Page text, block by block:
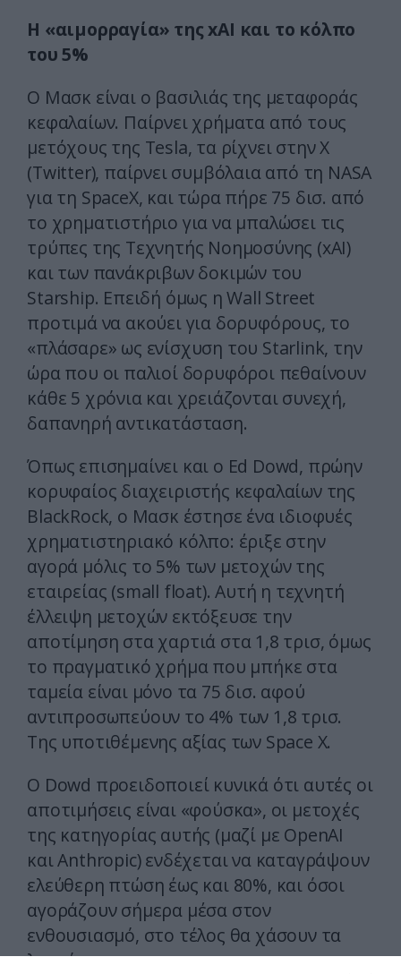
Η «αιμορραγία» της xAI και το κόλπο
του 5%
Ο Μασκ είναι ο βασιλιάς της μεταφοράς
κεφαλαίων. Παίρνει χρήματα από τους
μετόχους της Tesla, τα ρίχνει στην X
(Twitter), παίρνει συμβόλαια από τη NASA
για τη SpaceX, και τώρα πήρε 75 δισ. από
το χρηματιστήριο για να μπαλώσει τις
τρύπες της Τεχνητής Νοημοσύνης (xAI)
και των πανάκριβων δοκιμών του
Starship. Επειδή όμως η Wall Street
προτιμά να ακούει για δορυφόρους, το
«πλάσαρε» ως ενίσχυση του Starlink, την
ώρα που οι παλιοί δορυφόροι πεθαίνουν
κάθε 5 χρόνια και χρειάζονται συνεχή,
δαπανηρή αντικατάσταση.
Όπως επισημαίνει και ο Ed Dowd, πρώην
κορυφαίος διαχειριστής κεφαλαίων της
BlackRock, ο Μασκ έστησε ένα ιδιοφυές
χρηματιστηριακό κόλπο: έριξε στην
αγορά μόλις το 5% των μετοχών της
εταιρείας (small float). Αυτή η τεχνητή
έλλειψη μετοχών εκτόξευσε την
αποτίμηση στα χαρτιά στα 1,8 τρισ, όμως
το πραγματικό χρήμα που μπήκε στα
ταμεία είναι μόνο τα 75 δισ. αφού
αντιπροσωπεύουν το 4% των 1,8 τρισ.
Της υποτιθέμενης αξίας των Space X.
Ο Dowd προειδοποιεί κυνικά ότι αυτές οι
αποτιμήσεις είναι «φούσκα», οι μετοχές
της κατηγορίας αυτής (μαζί με OpenAI
και Anthropic) ενδέχεται να καταγράψουν
ελεύθερη πτώση έως και 80%, και όσοι
αγοράζουν σήμερα μέσα στον
ενθουσιασμό, στο τέλος θα χάσουν τα
λεφτά τους.